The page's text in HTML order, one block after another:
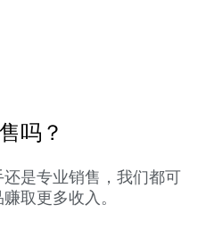
吗？
是专业销售，我们都可
取更多收入。